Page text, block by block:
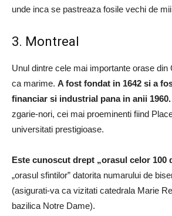
unde inca se pastreaza fosile vechi de
3. Montreal
Unul dintre cele mai importante orase din
ca marime. A fost fondat in 1642 si a
financiar si industrial pana in anii 1960.
zgarie-nori, cei mai proeminenti fiind
universitati prestigioase.
Este cunoscut drept „orasul celor 100
„orasul sfintilor” datorita numarului de
(asigurati-va ca vizitati catedrala Marie
bazilica Notre Dame).